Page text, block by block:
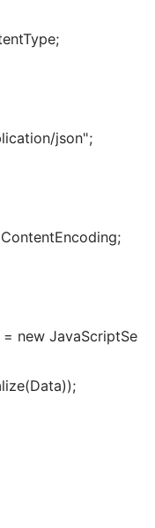
json";
new JavaScriptSe